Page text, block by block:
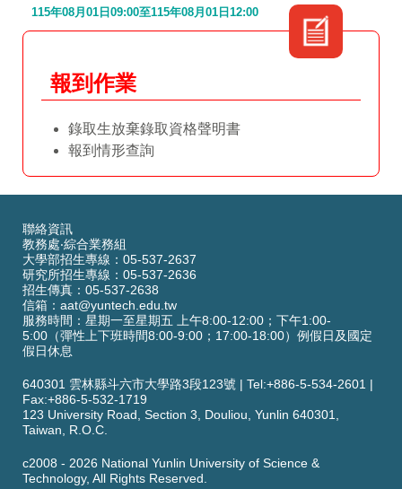
115年08月01日09:00至115年08月01日12:00
報到作業
錄取生放棄錄取資格聲明書
報到情形查詢
聯絡資訊
教務處‧綜合業務組
大學部招生專線：05-537-2637
研究所招生專線：05-537-2636
招生傳真：05-537-2638
信箱： aat@yuntech.edu.tw
服務時間：星期一至星期五 上午8:00-12:00；下午1:00-
5:00（彈性上下班時間8:00-9:00；17:00-18:00）例假日及國定
假日休息
640301 雲林縣斗六市大學路3段123號 | Tel:+886-5-534-2601 |
Fax:+886-5-532-1719
123 University Road, Section 3,
Douliou, Yunlin 640301,
Taiwan, R.O.C.
c2008 - 2026 National Yunlin University of Science &
Technology, All Rights Reserved.